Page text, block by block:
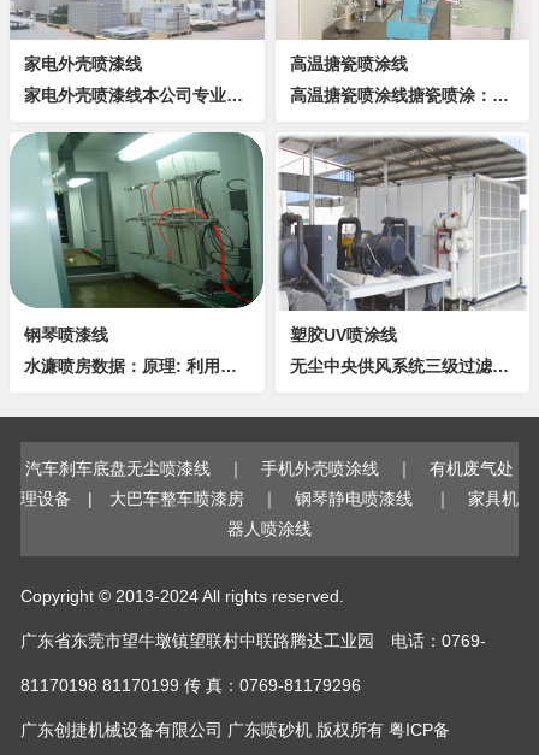
家电外壳喷漆线
家电外壳喷漆线本公司专业设计制造家电外壳喷涂线，广泛应用于电视、电话，电脑、电风扇等产品，提高产品表面喷涂质量，改装喷涂环境，降低喷涂成本。表面前处理概述表面前处理的常用设备是喷淋式、浸、喷联合式，其清洗原理是借助于化学反应来完成除油、磷化...
高温搪瓷喷涂线
高温搪瓷喷涂线搪瓷喷涂：在加厚钢板表面进行搪瓷镀釉，可以承受较大范围内的温度变化，一般为－60～＋850℃的温度变化范围，可以能够承受高温骤变。物理特性上：抗压、抗张力、有弹性、电绝缘、无污染；化学特性上：耐酸、耐碱、耐高温、耐水蒸汽，各种...
钢琴喷漆线
水濂喷房数据：原理: 利用马达风轮带动产生一定量的抽气, 使喷枪喷出之油(非工作表面的)同喷咀喷出之水混合于水池中. 功能:1.隔挡飞出工件之油漆粒子扩散于外界而污染环境. 2.能将污染物集中于局部位置, 即在水濂房...
塑胶UV喷涂线
无尘中央供风系统三级过滤万级精度恒温恒湿UV烤炉UV灯管罩采用不锈钢反光板制作主要组件大部份采用名牌配件侧易开式检视门,铝型材门框UV灯及控制系统,美国进口灯管UV灯管使用寿命长达—— 1000小时...
汽车刹车底盘无尘喷漆线 ｜ 手机外壳喷涂线 ｜ 有机废气处
理设备 | 大巴车整车喷漆房 ｜ 钢琴静电喷漆线 ｜ 家具机
器人喷涂线
Copyright © 2013-2024 All rights reserved.
广东省东莞市望牛墩镇望联村中联路腾达工业园 电话：0769-
81170198 81170199 传 真：0769-81179296
广东创捷机械设备有限公司 广东喷砂机 版权所有 粤ICP备